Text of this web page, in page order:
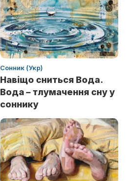
Сонник (Укр)
Навіщо сниться Вода.
Вода – тлумачення сну у
соннику